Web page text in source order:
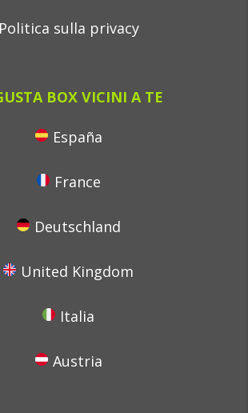
Politica sulla privacy
BOX VICINI A TE
España
France
Deutschland
United Kingdom
Italia
Austria